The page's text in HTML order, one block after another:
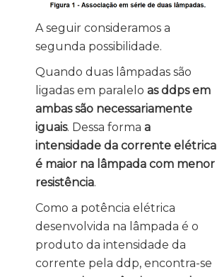
A seguir consideramos a
segunda possibilidade.
Quando duas lâmpadas são
ligadas em paralelo as ddps em
ambas são necessariamente
iguais. Dessa forma a
intensidade da corrente elétrica
é maior na lâmpada com menor
resistência.
Como a potência elétrica
desenvolvida na lâmpada é o
produto da intensidade da
corrente pela ddp, encontra-se